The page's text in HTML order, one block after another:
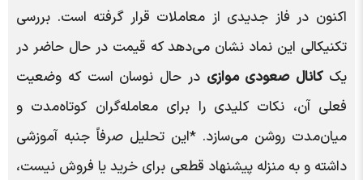
اکنون در فاز جدیدی از معاملات قرار گرفته است. بررسی
تکنیکالی این نماد نشان می‌دهد که قیمت در حال حاضر در
یککانال صعودی موازی در حال نوسان است که وضعیت
فعلی آن، نکات کلیدی را برای معامله‌گران کوتاه‌مدت و
میان‌مدت روشن می‌سازد. *این تحلیل صرفاً جنبه آموزشی
داشته و به منزله پیشنهاد قطعی برای خرید یا فروش نیست،